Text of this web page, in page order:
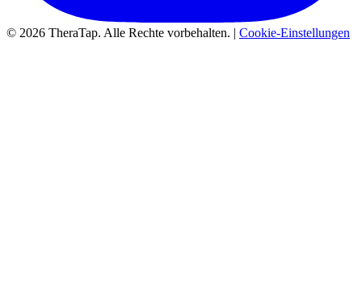
© 2026 TheraTap. Alle Rechte vorbehalten. | Cookie-Einstellungen